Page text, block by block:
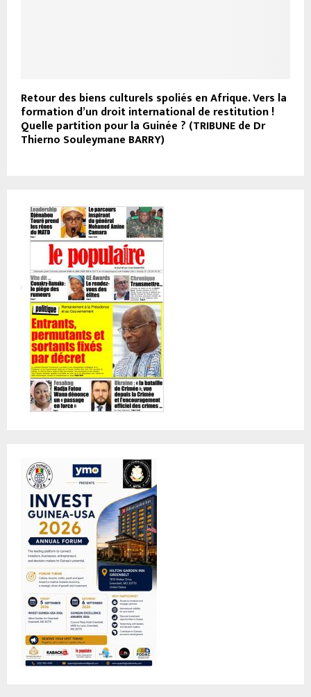
Retour des biens culturels spoliés en Afrique. Vers la
formation d’un droit international de restitution !
Quelle partition pour la Guinée ? (TRIBUNE de Dr
Thierno Souleymane BARRY)